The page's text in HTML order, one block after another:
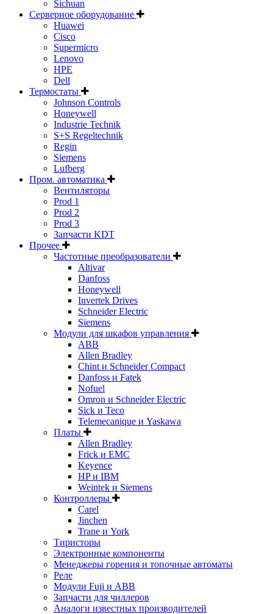
Sichuan
Серверное оборудование
Huawei
Cisco
Supermicro
Lenovo
HPE
Dell
Термостаты
Johnson Controls
Honeywell
Industrie Technik
S+S Regeltechnik
Regin
Siemens
Lufberg
Пром. автоматика
Вентиляторы
Prod 1
Prod 2
Prod 3
Запчасти KDT
Прочее
Частотные преобразователи
Altivar
Danfoss
Honeywell
Invertek Drives
Schneider Electric
Siemens
Модули для шкафов управления
ABB
Allen Bradley
Chint и Schneider Compact
Danfoss и Fatek
Nofuel
Omron и Schneider Electric
Sick и Teco
Telemecanique и Yaskawa
Платы
Allen Bradley
Frick и EMC
Keyence
HP и IBM
Weintek и Siemens
Контроллеры
Carel
Jinchen
Trane и York
Тиристоры
Электронные компоненты
Менеджеры горения и топочные автоматы
Реле
Модули Fuji и ABB
Запчасти для чиллеров
Аналоги известных производителей